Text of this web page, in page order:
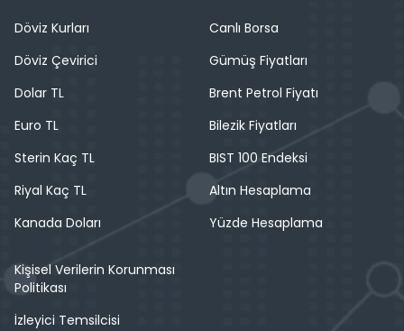
Döviz Kurları
Döviz Çevirici
Dolar TL
Euro TL
Sterin Kaç TL
Riyal Kaç TL
Kanada Doları
Canlı Borsa
Gümüş Fiyatları
Brent Petrol Fiyatı
Bilezik Fiyatları
BIST 100 Endeksi
Altın Hesaplama
Yüzde Hesaplama
Kişisel Verilerin Korunması
Politikası
İzleyici Temsilcisi